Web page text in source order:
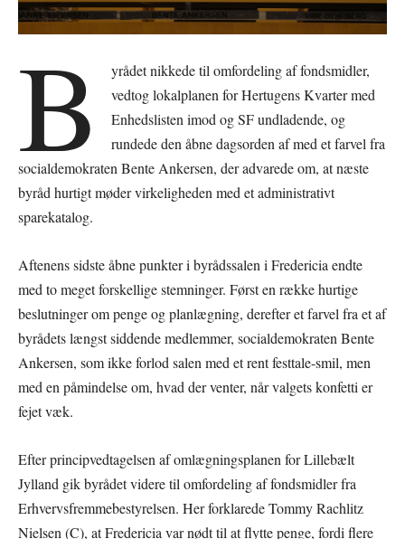
B
yrådet nikkede til omfordeling af fondsmidler,
vedtog lokalplanen for Hertugens Kvarter med
Enhedslisten imod og SF undladende, og
rundede den åbne dagsorden af med et farvel fra
socialdemokraten Bente Ankersen, der advarede om, at næste
byråd hurtigt møder virkeligheden med et administrativt
sparekatalog.
Aftenens sidste åbne punkter i byrådssalen i Fredericia endte
med to meget forskellige stemninger. Først en række hurtige
beslutninger om penge og planlægning, derefter et farvel fra et af
byrådets længst siddende medlemmer, socialdemokraten Bente
Ankersen, som ikke forlod salen med et rent festtale-smil, men
med en påmindelse om, hvad der venter, når valgets konfetti er
fejet væk.
Efter principvedtagelsen af omlægningsplanen for Lillebælt
Jylland gik byrådet videre til omfordeling af fondsmidler fra
Erhvervsfremmebestyrelsen. Her forklarede Tommy Rachlitz
Nielsen (C), at Fredericia var nødt til at flytte penge, fordi flere